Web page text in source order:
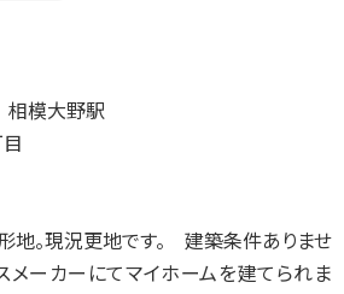
模大野駅
地。現況更地です。 建築条件ありませ
メーカーにてマイホームを建てられま